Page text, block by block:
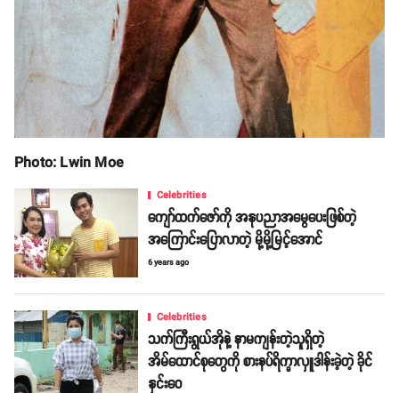
Photo: Lwin Moe
Celebrities
ကျော်ထက်ဇော်ကို အနုပညာအမွေပေးဖြစ်တဲ့
အကြောင်းပြောလာတဲ့ မို့မို့မြင့်အောင်
6 years ago
Celebrities
သက်ကြီးရွယ်အိုနဲ့ နာမကျန်းတဲ့သူရှိတဲ့
အိမ်ထောင်စုတွေကို စားနပ်ရိက္ခာလှူဒါန်းခဲ့တဲ့ ခိုင်
နှင်းဝေ